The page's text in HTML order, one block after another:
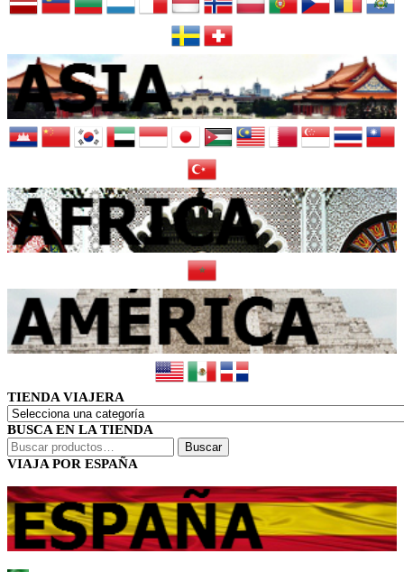
TIENDA VIAJERA
BUSCA EN LA TIENDA
Buscar
por:
Buscar
VIAJA POR ESPAÑA